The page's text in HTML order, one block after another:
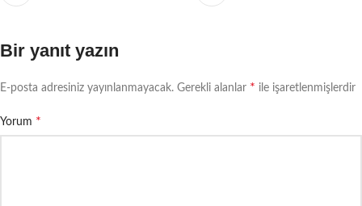
Bir yanıt yazın
E-posta adresiniz yayınlanmayacak. Gerekli alanlar * ile işaretlenmişlerdir
Yorum *